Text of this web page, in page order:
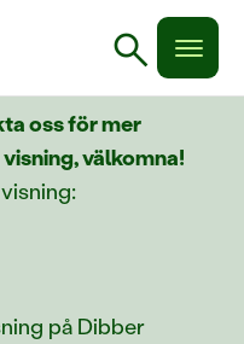
search
oss för mer
välkomna!
på Dibber